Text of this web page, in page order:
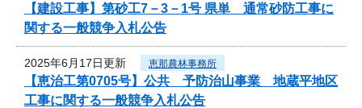
【建設工事】第砂工7－3－1号 県単 通常砂防工事に
関する一般競争入札公告
2025年6月17日更新 恵那農林事務所
【恵治工第0705号】公共 予防治山事業 地蔵平地区
工事に関する一般競争入札公告